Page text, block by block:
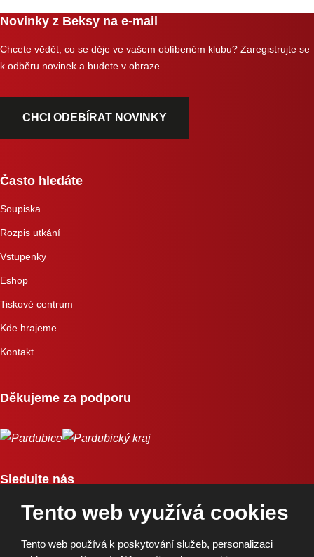
Novinky z Beksy na e-mail
Chcete vědět, co se děje ve vašem oblíbeném klubu? Zaregistrujte se
k odběru novinek a budete v obraze.
CHCI ODEBÍRAT NOVINKY
Často hledáte
Soupiska
Rozpis utkání
Vstupenky
Eshop
Tiskové centrum
Kde hrajeme
Kontakt
Děkujeme za podporu
Sledujte nás
Tento web využívá cookies
Tento web používá k poskytování služeb, personalizaci